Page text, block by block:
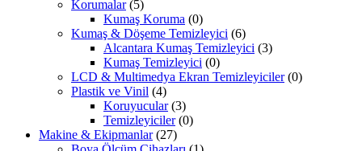
Korumalar (5)
Kumaş Koruma (0)
Kumaş & Döşeme Temizleyici (6)
Alcantara Kumaş Temizleyici (3)
Kumaş Temizleyici (0)
LCD & Multimedya Ekran Temizleyiciler (0)
Plastik ve Vinil (4)
Koruyucular (3)
Temizleyiciler (0)
Makine & Ekipmanlar (27)